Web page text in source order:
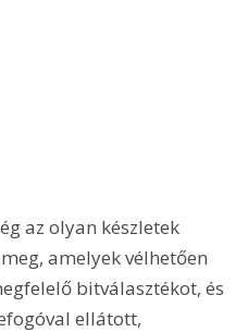
amelyek vélhetően
bitválasztékot, és
ellátott,